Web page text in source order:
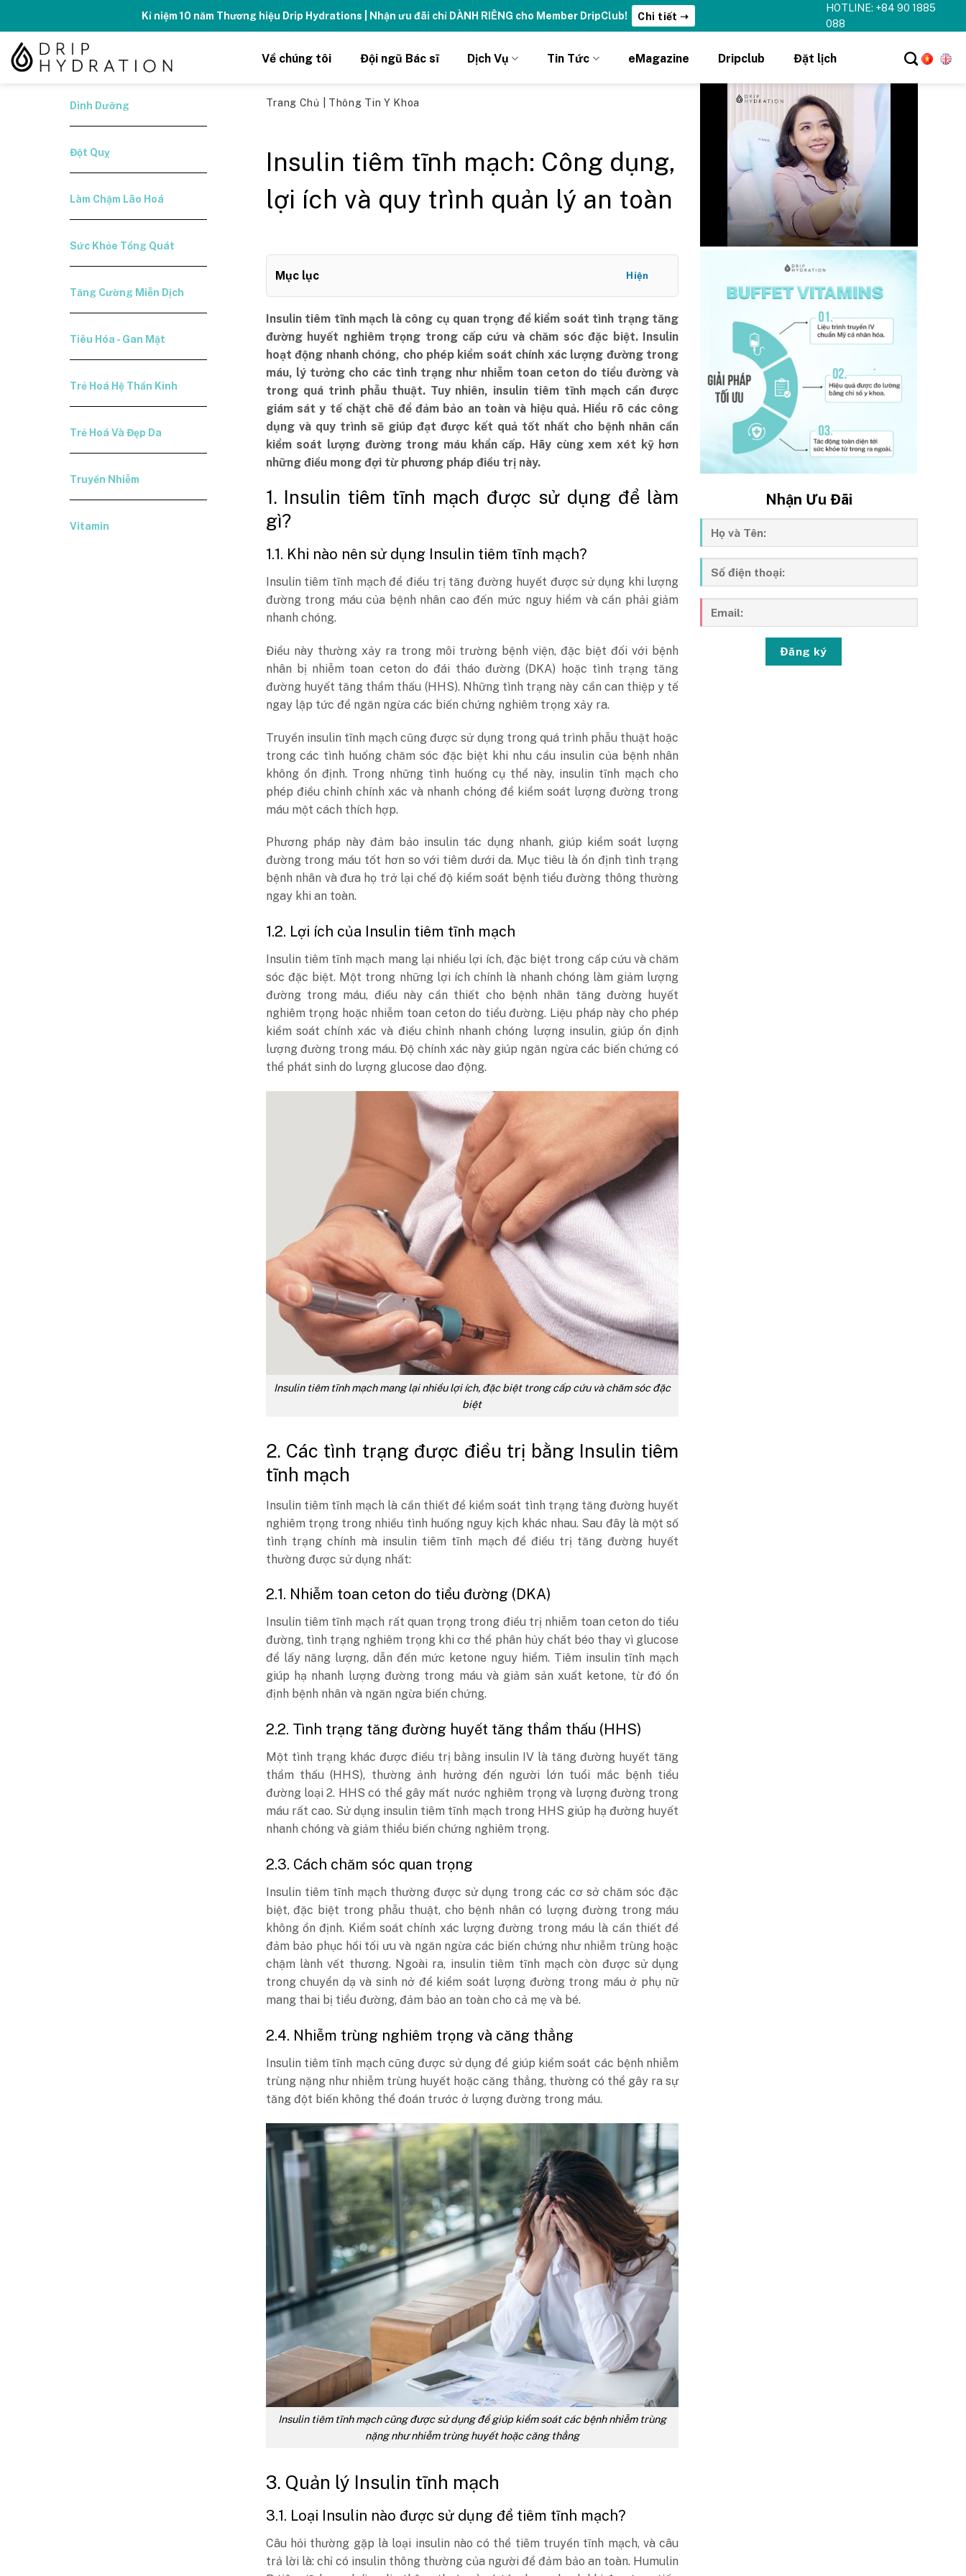
content
Kỉ niệm 10 năm Thương hiệu Drip Hydrations | Nhận ưu đãi chỉ DÀNH RIÊNG cho Member DripClub! Chi tiết ➝
HOTLINE: +84 90 1885
088
Về chúng tôi Đội ngũ Bác sĩ Dịch Vụ Tin Tức eMagazine Dripclub Đặt lịch
Dinh Dưỡng
Đột Quỵ
Làm Chậm Lão Hoá
Sức Khỏe Tổng Quát
Tăng Cường Miễn Dịch
Tiêu Hóa - Gan Mật
Trẻ Hoá Hệ Thần Kinh
Trẻ Hoá Và Đẹp Da
Truyền Nhiễm
Vitamin
Trang Chủ Thông Tin Y Khoa
Insulin tiêm tĩnh mạch: Công dụng,
lợi ích và quy trình quản lý an toàn
Mục lục Hiện
Insulin tiêm tĩnh mạch là công cụ quan trọng để kiểm soát tình trạng tăng
đường huyết nghiêm trọng trong cấp cứu và chăm sóc đặc biệt. Insulin
hoạt động nhanh chóng, cho phép kiểm soát chính xác lượng đường trong
máu, lý tưởng cho các tình trạng như nhiễm toan ceton do tiểu đường và
trong quá trình phẫu thuật. Tuy nhiên, insulin tiêm tĩnh mạch cần được
giám sát y tế chặt chẽ để đảm bảo an toàn và hiệu quả. Hiểu rõ các công
dụng và quy trình sẽ giúp đạt được kết quả tốt nhất cho bệnh nhân cần
kiểm soát lượng đường trong máu khẩn cấp. Hãy cùng xem xét kỹ hơn
những điều mong đợi từ phương pháp điều trị này.
1. Insulin tiêm tĩnh mạch được sử dụng để làm
gì?
1.1. Khi nào nên sử dụng Insulin tiêm tĩnh mạch?
Insulin tiêm tĩnh mạch để điều trị tăng đường huyết được sử dụng khi lượng
đường trong máu của bệnh nhân cao đến mức nguy hiểm và cần phải giảm
nhanh chóng.
Điều này thường xảy ra trong môi trường bệnh viện, đặc biệt đối với bệnh
nhân bị nhiễm toan ceton do đái tháo đường (DKA) hoặc tình trạng tăng
đường huyết tăng thẩm thấu (HHS). Những tình trạng này cần can thiệp y tế
ngay lập tức để ngăn ngừa các biến chứng nghiêm trọng xảy ra.
Truyền insulin tĩnh mạch cũng được sử dụng trong quá trình phẫu thuật hoặc
trong các tình huống chăm sóc đặc biệt khi nhu cầu insulin của bệnh nhân
không ổn định. Trong những tình huống cụ thể này, insulin tĩnh mạch cho
phép điều chỉnh chính xác và nhanh chóng để kiểm soát lượng đường trong
máu một cách thích hợp.
Phương pháp này đảm bảo insulin tác dụng nhanh, giúp kiểm soát lượng
đường trong máu tốt hơn so với tiêm dưới da. Mục tiêu là ổn định tình trạng
bệnh nhân và đưa họ trở lại chế độ kiểm soát bệnh tiểu đường thông thường
ngay khi an toàn.
1.2. Lợi ích của Insulin tiêm tĩnh mạch
Insulin tiêm tĩnh mạch mang lại nhiều lợi ích, đặc biệt trong cấp cứu và chăm
sóc đặc biệt. Một trong những lợi ích chính là nhanh chóng làm giảm lượng
đường trong máu, điều này cần thiết cho bệnh nhân tăng đường huyết
nghiêm trọng hoặc nhiễm toan ceton do tiểu đường. Liệu pháp này cho phép
kiểm soát chính xác và điều chỉnh nhanh chóng lượng insulin, giúp ổn định
lượng đường trong máu. Độ chính xác này giúp ngăn ngừa các biến chứng có
thể phát sinh do lượng glucose dao động.
Insulin tiêm tĩnh mạch mang lại nhiều lợi ích, đặc biệt trong cấp cứu và chăm sóc đặc
biệt
2. Các tình trạng được điều trị bằng Insulin tiêm
tĩnh mạch
Insulin tiêm tĩnh mạch là cần thiết để kiểm soát tình trạng tăng đường huyết
nghiêm trọng trong nhiều tình huống nguy kịch khác nhau. Sau đây là một số
tình trạng chính mà insulin tiêm tĩnh mạch để điều trị tăng đường huyết
thường được sử dụng nhất:
2.1. Nhiễm toan ceton do tiểu đường (DKA)
Insulin tiêm tĩnh mạch rất quan trọng trong điều trị nhiễm toan ceton do tiểu
đường, tình trạng nghiêm trọng khi cơ thể phân hủy chất béo thay vì glucose
để lấy năng lượng, dẫn đến mức ketone nguy hiểm. Tiêm insulin tĩnh mạch
giúp hạ nhanh lượng đường trong máu và giảm sản xuất ketone, từ đó ổn
định bệnh nhân và ngăn ngừa biến chứng.
2.2. Tình trạng tăng đường huyết tăng thẩm thấu (HHS)
Một tình trạng khác được điều trị bằng insulin IV là tăng đường huyết tăng
thẩm thấu (HHS), thường ảnh hưởng đến người lớn tuổi mắc bệnh tiểu
đường loại 2. HHS có thể gây mất nước nghiêm trọng và lượng đường trong
máu rất cao. Sử dụng insulin tiêm tĩnh mạch trong HHS giúp hạ đường huyết
nhanh chóng và giảm thiểu biến chứng nghiêm trọng.
2.3. Cách chăm sóc quan trọng
Insulin tiêm tĩnh mạch thường được sử dụng trong các cơ sở chăm sóc đặc
biệt, đặc biệt trong phẫu thuật, cho bệnh nhân có lượng đường trong máu
không ổn định. Kiểm soát chính xác lượng đường trong máu là cần thiết để
đảm bảo phục hồi tối ưu và ngăn ngừa các biến chứng như nhiễm trùng hoặc
chậm lành vết thương. Ngoài ra, insulin tiêm tĩnh mạch còn được sử dụng
trong chuyển dạ và sinh nở để kiểm soát lượng đường trong máu ở phụ nữ
mang thai bị tiểu đường, đảm bảo an toàn cho cả mẹ và bé.
2.4. Nhiễm trùng nghiêm trọng và căng thẳng
Insulin tiêm tĩnh mạch cũng được sử dụng để giúp kiểm soát các bệnh nhiễm
trùng nặng như nhiễm trùng huyết hoặc căng thẳng, thường có thể gây ra sự
tăng đột biến không thể đoán trước ở lượng đường trong máu.
Insulin tiêm tĩnh mạch cũng được sử dụng để giúp kiểm soát các bệnh nhiễm trùng
nặng như nhiễm trùng huyết hoặc căng thẳng
3. Quản lý Insulin tĩnh mạch
3.1. Loại Insulin nào được sử dụng để tiêm tĩnh mạch?
Câu hỏi thường gặp là loại insulin nào có thể tiêm truyền tĩnh mạch, và câu
trả lời là: chỉ có insulin thông thường của người để đảm bảo an toàn. Humulin
Nhận Ưu Đãi
Đăng ký